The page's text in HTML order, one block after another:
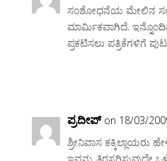
ಸಂಶೋಧನೆಯ ಮೇಲಿನ
ಮಾರ್ಮಿಕವಾಗಿದೆ.
ಪ್ರಕಟಿಸಲು ಪತ್ರಿಕೆಗಳಿಗೆ
ಪ್ರದೀಪ್ on 18/03/
ಶ್ರೀನಿವಾಸ